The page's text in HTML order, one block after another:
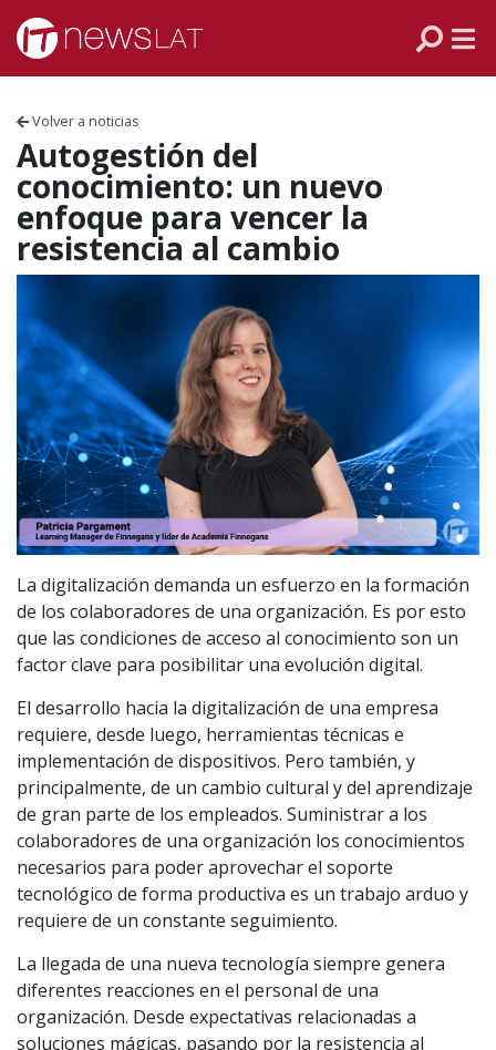
Skip to content
Volver a noticias
Autogestión del
conocimiento: un nuevo
enfoque para vencer la
resistencia al cambio
La digitalización demanda un esfuerzo en la formación
de los colaboradores de una organización. Es por esto
que las condiciones de acceso al conocimiento son un
factor clave para posibilitar una evolución digital.
El desarrollo hacia la digitalización de una empresa
requiere, desde luego, herramientas técnicas e
implementación de dispositivos. Pero también, y
principalmente, de un cambio cultural y del aprendizaje
de gran parte de los empleados. Suministrar a los
colaboradores de una organización los conocimientos
necesarios para poder aprovechar el soporte
tecnológico de forma productiva es un trabajo arduo y
requiere de un constante seguimiento.
La llegada de una nueva tecnología siempre genera
diferentes reacciones en el personal de una
organización. Desde expectativas relacionadas a
soluciones mágicas, pasando por la resistencia al
VENEZUELA
ECUADOR
PERÚ
CHILE
ARGENTINA
MÉXICO